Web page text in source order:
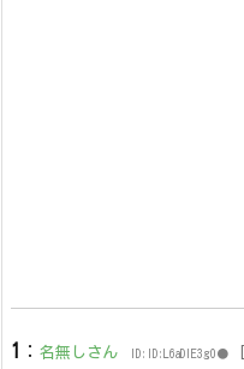
1 ： 名無しさん ID:ID:L6aDlE3g0●